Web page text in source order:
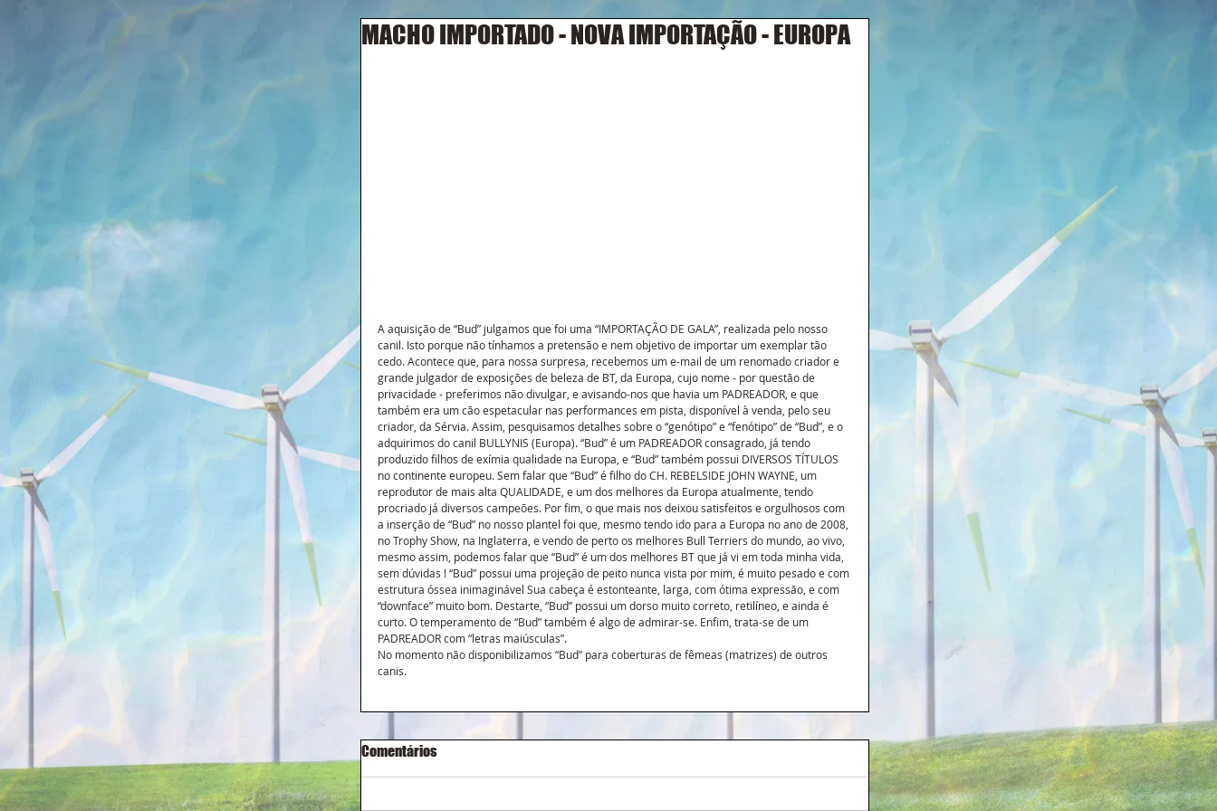
MACHO IMPORTADO - NOVA IMPORTAÇÃO - EUROPA
A aquisição de “Bud” julgamos que foi uma “IMPORTAÇÃO DE GALA”, realizada pelo nosso
canil. Isto porque não tínhamos a pretensão e nem objetivo de importar um exemplar tão
cedo. Acontece que, para nossa surpresa, recebemos um e-mail de um renomado criador e
grande julgador de exposições de beleza de BT, da Europa, cujo nome - por questão de
privacidade - preferimos não divulgar, e avisando-nos que havia um PADREADOR, e que
também era um cão espetacular nas performances em pista, disponível à venda, pelo seu
criador, da Sérvia. Assim, pesquisamos detalhes sobre o “genótipo” e “fenótipo” de “Bud”, e o
adquirimos do canil BULLYNIS (Europa). “Bud” é um PADREADOR consagrado, já tendo
produzido filhos de exímia qualidade na Europa, e “Bud” também possui DIVERSOS TÍTULOS
no continente europeu. Sem falar que “Bud” é filho do CH. REBELSIDE JOHN WAYNE, um
reprodutor de mais alta QUALIDADE, e um dos melhores da Europa atualmente, tendo
procriado já diversos campeões. Por fim, o que mais nos deixou satisfeitos e orgulhosos com
a inserção de “Bud” no nosso plantel foi que, mesmo tendo ido para a Europa no ano de 2008,
no Trophy Show, na Inglaterra, e vendo de perto os melhores Bull Terriers do mundo, ao vivo,
mesmo assim, podemos falar que “Bud” é um dos melhores BT que já vi em toda minha vida,
sem dúvidas ! “Bud” possui uma projeção de peito nunca vista por mim, é muito pesado e com
estrutura óssea inimaginável Sua cabeça é estonteante, larga, com ótima expressão, e com
“downface” muito bom. Destarte, “Bud” possui um dorso muito correto, retilíneo, e ainda é
curto. O temperamento de “Bud” também é algo de admirar-se. Enfim, trata-se de um
PADREADOR com “letras maiúsculas”.
No momento não disponibilizamos “Bud” para coberturas de fêmeas (matrizes) de outros
canis.
Comentários